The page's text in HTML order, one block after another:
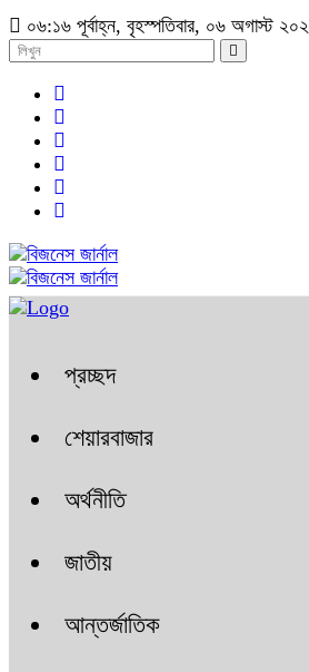
০৬:১৬ পূর্বাহ্ন, বৃহস্পতিবার, ০৬ অগাস্ট
প্রচ্ছদ
শেয়ারবাজার
অর্থনীতি
জাতীয়
আন্তর্জাতিক